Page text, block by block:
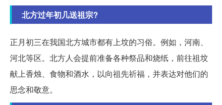
北方过年初几送祖宗?
正月初三在我国北方城市都有上坟的习俗。例如，河南、
河北等区。北方人会提前准备各种祭品和烧纸，前往祖坟
献上香烛、食物和酒水，以向祖先祈福，并表达对他们的
思念和敬意。